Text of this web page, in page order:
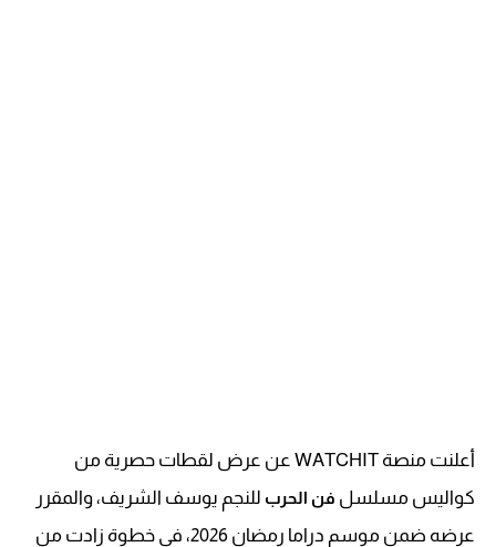
أعلنت منصة WATCHIT عن عرض لقطات حصرية من
كواليس مسلسل فن الحرب للنجم يوسف الشريف، والمقرر
عرضه ضمن موسم دراما رمضان 2026، في خطوة زادت من